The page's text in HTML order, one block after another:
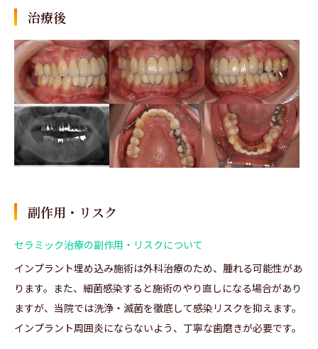
治療後
副作用・リスク
セラミック治療の副作用・リスクについて
インプラント埋め込み施術は外科治療のため、腫れる可能性があ
ります。また、細菌感染すると施術のやり直しになる場合があり
ますが、当院では洗浄・滅菌を徹底して感染リスクを抑えます。
インプラント周囲炎にならないよう、丁寧な歯磨きが必要です。